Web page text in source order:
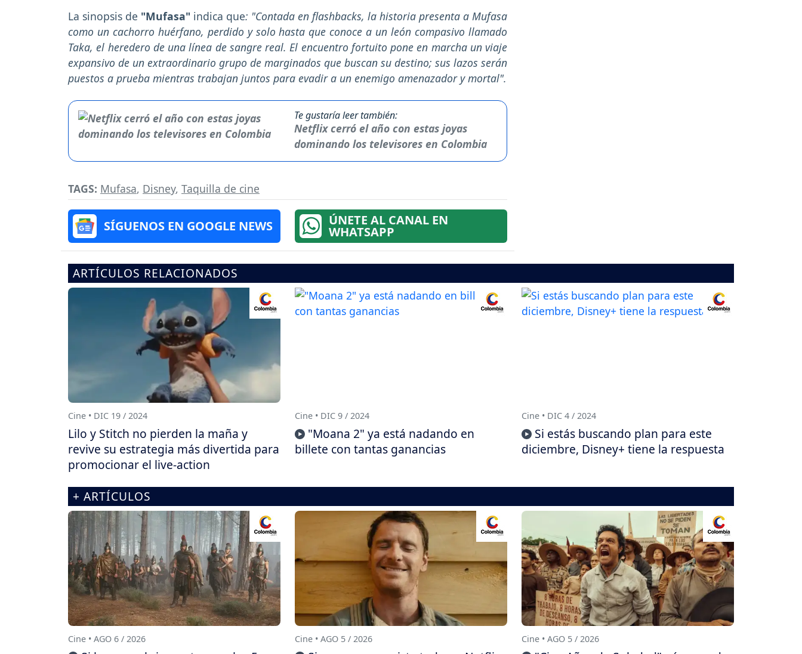
La sinopsis de "Mufasa" indica que: "Contada en flashbacks, la historia presenta a Mufasa
como un cachorro huérfano, perdido y solo hasta que conoce a un león compasivo llamado
Taka, el heredero de una línea de sangre real. El encuentro fortuito pone en marcha un viaje
expansivo de un extraordinario grupo de marginados que buscan su destino; sus lazos serán
puestos a prueba mientras trabajan juntos para evadir a un enemigo amenazador y mortal".
Te gustaría leer también:
Netflix cerró el año con estas joyas
dominando los televisores en Colombia
TAGS: Mufasa, Disney, Taquilla de cine
SÍGUENOS EN GOOGLE NEWS ÚNETE AL CANAL EN
WHATSAPP
ARTÍCULOS RELACIONADOS
Cine • DIC 19 / 2024
Lilo y Stitch no pierden la maña y
revive su estrategia más divertida para
promocionar el live-action
Cine • DIC 9 / 2024
"Moana 2" ya está nadando en
billete con tantas ganancias
Cine • DIC 4 / 2024
Si estás buscando plan para este
diciembre, Disney+ tiene la respuesta
+ ARTÍCULOS
Cine • AGO 6 / 2026 Cine • AGO 5 / 2026 Cine • AGO 5 / 2026